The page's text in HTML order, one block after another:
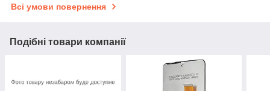
Всі умови повернення
Подібні товари компанії